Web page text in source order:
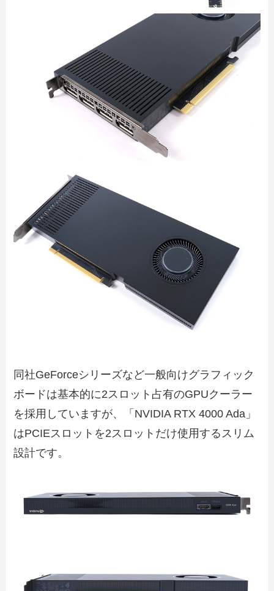
同社GeForceシリーズなど一般向けグラフィック
ボードは基本的に2スロット占有のGPUクーラー
を採用していますが、「NVIDIA RTX 4000 Ada」
はPCIEスロットを2スロットだけ使用するスリム
設計です。